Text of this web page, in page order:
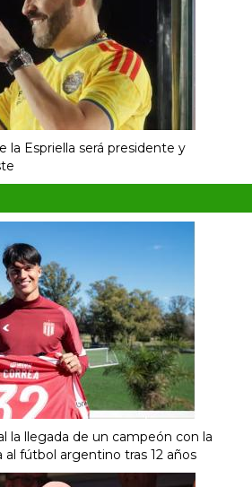
la Espriella será presidente y
la llegada de un campeón con la
fútbol argentino tras 12 años